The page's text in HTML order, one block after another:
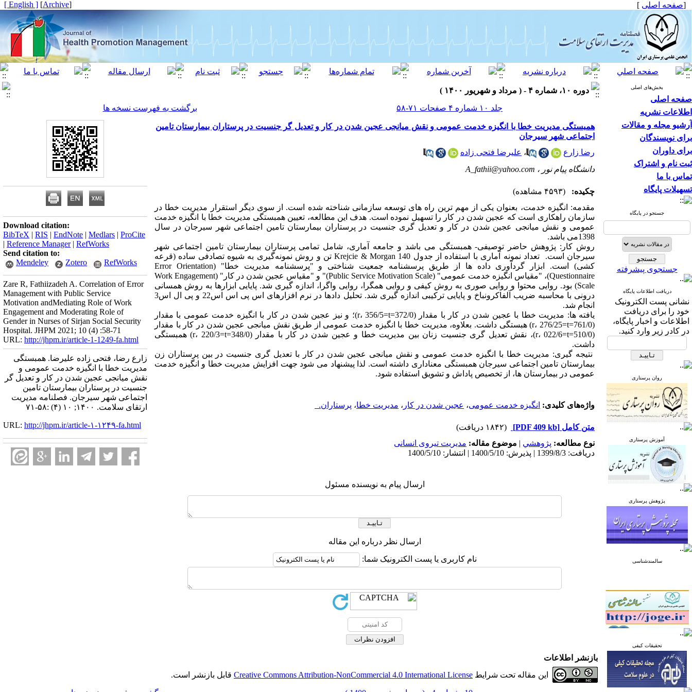
[صفحه اصلی ]
[
Archive
]
[ English ]
بخش‌های اصلی
صفحه اصلی
اطلاعات نشریه
آرشیو مجله و مقالات
برای نویسندگان
برای داوران
ثبت نام و اشتراک
تماس با ما
تسهیلات پایگاه
جستجو در پایگاه
جستجوی پیشرفته
دریافت اطلاعات پایگاه
نشانی پست الکترونیک
خود را برای دریافت
اطلاعات و اخبار پایگاه،
در کادر زیر وارد کنید.
روان پرستاری
آموزش پرستاری
پژوهش پرستاری
سالمندشناسی
تحقیقات کیفی
دوره ۱۰، شماره ۴ - ( مرداد و شهریور ۱۴۰۰ )
جلد ۱۰ شماره ۴ صفحات ۷۱-۵۸
برگشت به فهرست نسخه ها
همبستگی مدیریت خطا با انگیزه خدمت عمومی و نقش میانجی عجین شدن در کار و تعدیل گر جنسیت در پرستاران بیمارستان تامین
اجتماعی شهر سیرجان
رضا زارع
، علیرضا فتحی زاده
دانشگاه پیام نور ، A_fathii@yahoo.com
چکیده:
(۴۵۹۳ مشاهده)
مقدمه: انگیزه خدمت، بعنوان یکی از مهم ترین راه های توسعه سازمانی شناخته شده است. از سوی دیگر استقرار مدیریت خطا در
سازمان راهکاری است که عجین شدن در کار را تسهیل نموده است. هدف این مطالعه، تعیین همبستگی مدیریت خطا با انگیزه خدمت
عمومی و نقش میانجی عجین شدن در کار و تعدیل گری جنسیت در پرستاران بیمارستان تامین اجتماعی شهر سیرجان در سال
1398می باشد.
روش کار: پژوهش حاضر توصیفی- همبستگی می باشد و جامعه آماری، شامل تمامی پرستاران بیمارستان تامین اجتماعی شهر
سیرجان است. تعداد نمونه آماری با استفاده از جدول Krejcie & Morgan 140 تن و روش نمونه‌گیری به شیوه تصادفی ساده (قرعه
کشی) است. ابزار گردآوری داده ها از طریق پرسشنامه جمعیت شناختی و "پرسشنامه مدیریت خطا" (Error Orientation
Questionnaire)، "مقیاس انگیزه خدمت عمومی" (Public Service Motivation Scale)" و "مقیاس عجین شدن در کار" (Work Engagement
Scale) بود. روایی محتوا و روایی صوری به روش کیفی و روایی همگرا، روایی واگرا، اندازه گیری شد. پایایی ابزارها به روش همسانی
درونی با محاسبه ضریب آلفاکرونباخ و پایایی ترکیبی اندازه گیری شد. تحلیل دادها در نرم افزارهای اس پی اس اس22 و پی ال اس3
انجام شد.
یافته ها: مدیریت خطا با عجین شدن در کار با مقدار (372/0=r، 356/5=t)؛ و نیز عجین شدن در کار با انگیزه خدمت عمومی با مقدار
(761/0=r، 276/25=t) هبستگی داشت. بعلاوه، مدیریت خطا با انگیزه خدمت عمومی از طریق نقش میانجی عجین شدن در کار با مقدار
(510/0=r، 022/6=t)، نقش تعدیل گری جنسیت زنان بین مدیریت خطا و عجین شدن در کار با مقدار (348/0=r، 220/3=t) همبستگی
داشت.
نتیجه گیری: مدیریت خطا با انگیزه خدمت عمومی و نقش میانجی عجین شدن در کار با تعدیل گری جنسیت در بین پرستاران زن
بیمارستان تامین اجتماعی سیرجان همبستگی معناداری داشته است. لذا پیشنهاد می شود جهت افزایش مدیریت خطا و انگیزه خدمت
عمومی در بیمارستان ها، از تخصیص پاداش و تشویق استفاده شود.
واژه‌های کلیدی: انگیزه خدمت عمومی، عجین شدن در کار ، مدیریت خطا، پرستاران.
متن کامل [PDF 409 kb]
(۱۸۴۲ دریافت)
نوع مطالعه: پژوهشي | موضوع مقاله: مدیریت تیروی انسانی
دریافت: 1399/8/3 | پذیرش: 1400/5/10 | انتشار: 1400/5/10
ارسال پیام به نویسنده مسئول
ارسال نظر درباره این مقاله
نام کاربری یا پست الکترونیک شما:
Download citation:
BibTeX | RIS | EndNote | Medlars | ProCite
| Reference Manager| RefWorks
Send citation to:
Mendeley
Zotero RefWorks
Zare R, Fathiizadeh A. Correlation of Error
Management with Public Service
Motivation andMediating Role of Work
Engagement and Moderating Role of
Gender in Nurses of Sirjan Social Security
Hospital. JHPM 2021; 10 (4) :58-71
URL: http://jhpm.ir/article-1-1249-fa.html
زارع رضا، فتحی زاده علیرضا. همبستگی
مدیریت خطا با انگیزه خدمت عمومی و
نقش میانجی عجین شدن در کار و تعدیل گر
جنسیت در پرستاران بیمارستان تامین
اجتماعی شهر سیرجان. فصلنامه مدیریت
ارتقای سلامت. ۱۴۰۰; ۱۰ (۴) :۵۸-۷۱
URL: http://jhpm.ir/article-۱-۱۲۴۹-fa.html
بازنشر اطلاعات
این مقاله تحت شرایط Creative Commons Attribution-NonCommercial 4.0 International License قابل بازنشر است.